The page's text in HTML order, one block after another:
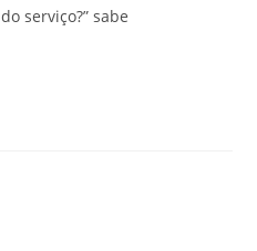
serviço?” sabe